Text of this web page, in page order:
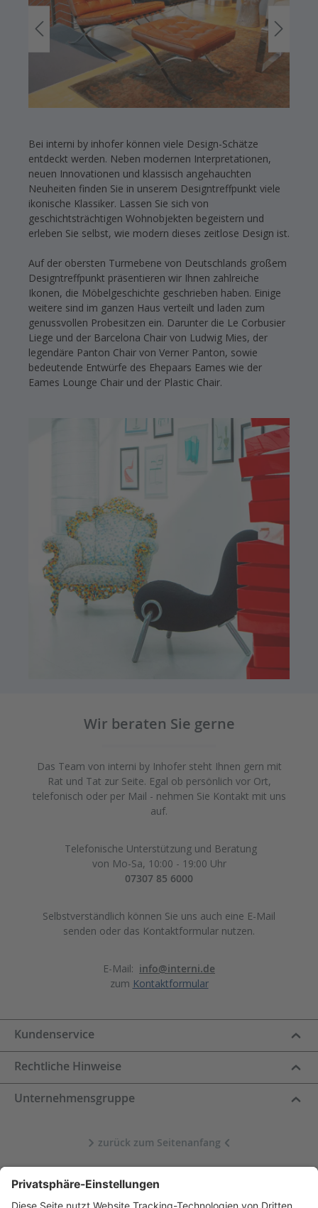
Bei interni by inhofer können viele Design-Schätze
entdeckt werden. Neben modernen Interpretationen,
neuen Innovationen und klassisch angehauchten
Neuheiten finden Sie in unserem Designtreffpunkt viele
ikonische Klassiker. Lassen Sie sich von
geschichtsträchtigen Wohnobjekten begeistern und
erleben Sie selbst, wie modern dieses zeitlose Design ist.
Auf der obersten Turmebene von Deutschlands großem
Designtreffpunkt präsentieren wir Ihnen zahlreiche
Ikonen, die Möbelgeschichte geschrieben haben. Einige
weitere sind im ganzen Haus verteilt und laden zum
genussvollen Probesitzen ein. Darunter die Le Corbusier
Liege und der Barcelona Chair von Ludwig Mies, der
legendäre Panton Chair von Verner Panton, sowie
bedeutende Entwürfe des Ehepaars Eames wie der
Eames Lounge Chair und der Plastic Chair.
Wir beraten Sie gerne
Das Team von interni by Inhofer steht Ihnen gern mit
Rat und Tat zur Seite. Egal ob persönlich vor Ort,
telefonisch oder per Mail - nehmen Sie Kontakt mit uns
auf.
Telefonische Unterstützung und Beratung
von Mo-Sa, 10:00 - 19:00 Uhr
07307 85 6000
Selbstverständlich können Sie uns auch eine E-Mail
senden oder das Kontaktformular nutzen.
E-Mail: info@interni.de
zum Kontaktformular
Kundenservice
Rechtliche Hinweise
Unternehmensgruppe
zurück zum Seitenanfang